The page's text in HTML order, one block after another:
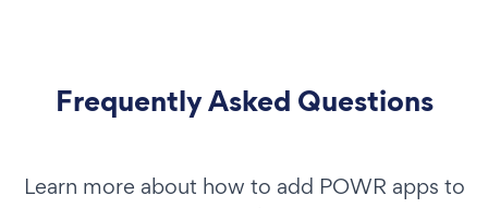
Frequently Asked Questions
Learn more about how to add POWR apps to